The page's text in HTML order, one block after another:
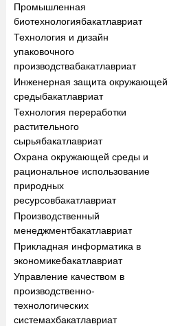
Промышленная
биотехнологиябакатлавриат
Технология и дизайн
упаковочного
производствабакатлавриат
Инженерная защита окружающей
средыбакатлавриат
Технология переработки
растительного
сырьябакатлавриат
Охрана окружающей среды и
рациональное использование
природных
ресурсовбакатлавриат
Производственный
менеджментбакатлавриат
Прикладная информатика в
экономикебакатлавриат
Управление качеством в
производственно-
технологических
системахбакатлавриат